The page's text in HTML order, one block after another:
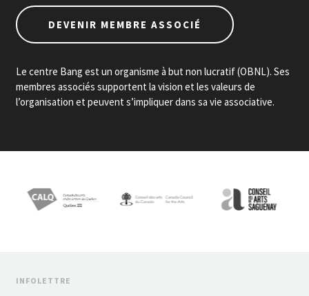
DEVENIR MEMBRE ASSOCIÉ
Le centre Bang est un organisme à but non lucratif (OBNL). Ses
membres associés supportent la vision et les valeurs de
l’organisation et peuvent s’impliquer dans sa vie associative.
INFOLETTRE